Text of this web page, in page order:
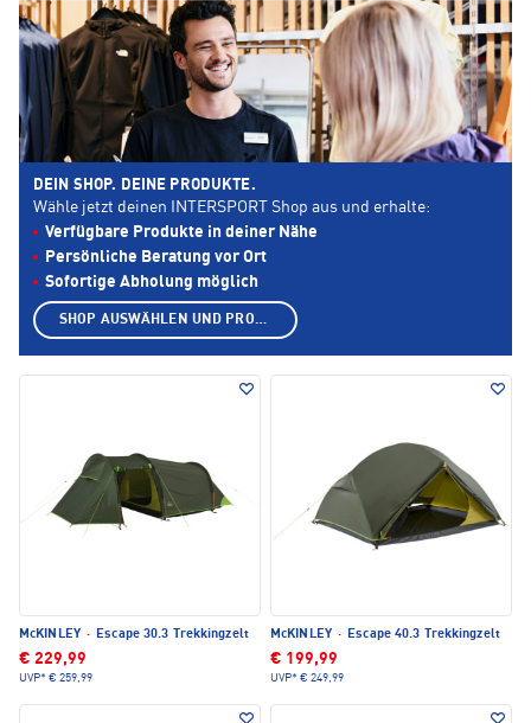
McKINLEY · Escape 30.3 Trekkingzelt
€ 229,99
UVP* € 259,99
McKINLEY · Escape 40.3 Trekkingzelt
€ 199,99
UVP* € 249,99
DEIN SHOP. DEINE PRODUKTE.
Wähle jetzt deinen INTERSPORT Shop aus und erhalte:
Verfügbare Produkte in deiner Nähe
Persönliche Beratung vor Ort
Sofortige Abholung möglich
SHOP AUSWÄHLEN UND PRODUKTE ANZEIGEN